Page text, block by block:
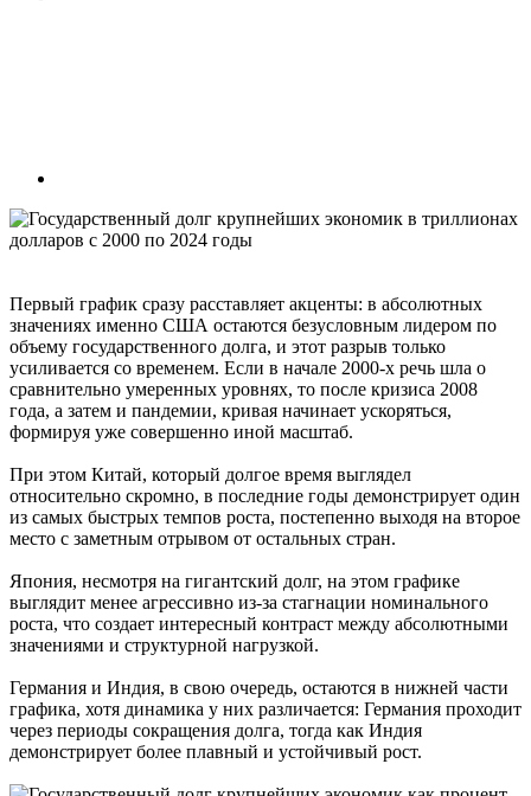
Первый график сразу расставляет акценты: в абсолютных
значениях именно США остаются безусловным лидером по
объему государственного долга, и этот разрыв только
усиливается со временем. Если в начале 2000-х речь шла о
сравнительно умеренных уровнях, то после кризиса 2008
года, а затем и пандемии, кривая начинает ускоряться,
формируя уже совершенно иной масштаб.
При этом Китай, который долгое время выглядел
относительно скромно, в последние годы демонстрирует один
из самых быстрых темпов роста, постепенно выходя на второе
место с заметным отрывом от остальных стран.
Япония, несмотря на гигантский долг, на этом графике
выглядит менее агрессивно из-за стагнации номинального
роста, что создает интересный контраст между абсолютными
значениями и структурной нагрузкой.
Германия и Индия, в свою очередь, остаются в нижней части
графика, хотя динамика у них различается: Германия проходит
через периоды сокращения долга, тогда как Индия
демонстрирует более плавный и устойчивый рост.